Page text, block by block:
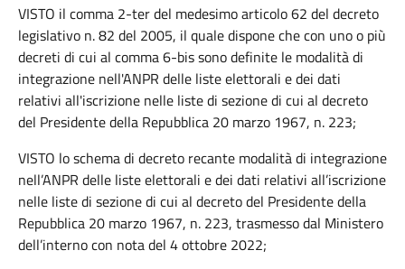
VISTO il comma 2-ter del medesimo articolo 62 del decreto
legislativo n. 82 del 2005, il quale dispone che con uno o più
decreti di cui al comma 6-bis sono definite le modalità di
integrazione nell'ANPR delle liste elettorali e dei dati
relativi all'iscrizione nelle liste di sezione di cui al decreto
del Presidente della Repubblica 20 marzo 1967, n. 223;
VISTO lo schema di decreto recante modalità di integrazione
nell’ANPR delle liste elettorali e dei dati relativi all’iscrizione
nelle liste di sezione di cui al decreto del Presidente della
Repubblica 20 marzo 1967, n. 223, trasmesso dal Ministero
dell’interno con nota del 4 ottobre 2022;